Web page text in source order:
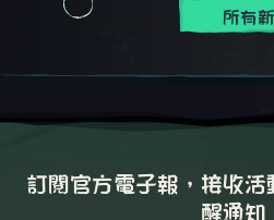
所有
訂閱官方電子報，接收
醒通知